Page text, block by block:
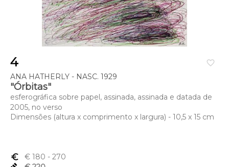
favorite_border
4
ANA HATHERLY - NASC. 1929
"Órbitas"
esferográfica sobre papel, assinada, assinada e datada de
2005, no verso
Dimensões (altura x comprimento x largura) - 10,5 x 15 cm
euro_symbol € 180 - 270